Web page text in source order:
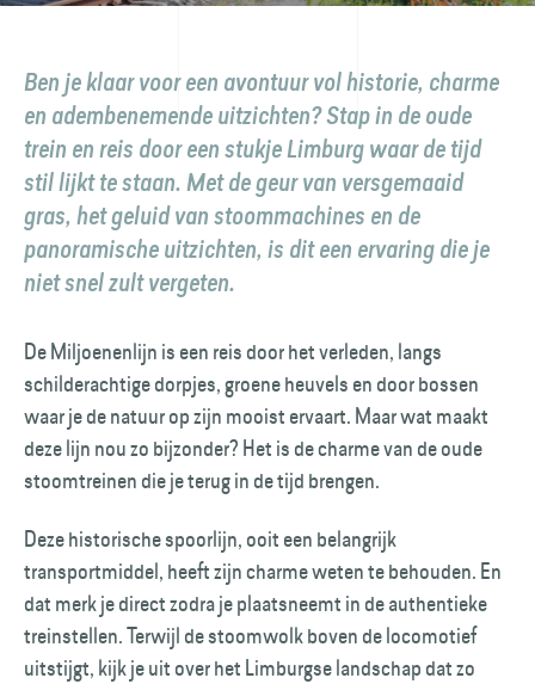
Ben je klaar voor een avontuur vol historie, charme
en adembenemende uitzichten? Stap in de oude
trein en reis door een stukje Limburg waar de tijd
stil lijkt te staan. Met de geur van versgemaaid
gras, het geluid van stoommachines en de
panoramische uitzichten, is dit een ervaring die je
niet snel zult vergeten.
De Miljoenenlijn is een reis door het verleden, langs
schilderachtige dorpjes, groene heuvels en door bossen
waar je de natuur op zijn mooist ervaart. Maar wat maakt
deze lijn nou zo bijzonder? Het is de charme van de oude
stoomtreinen die je terug in de tijd brengen.
Deze historische spoorlijn, ooit een belangrijk
transportmiddel, heeft zijn charme weten te behouden. En
dat merk je direct zodra je plaatsneemt in de authentieke
treinstellen. Terwijl de stoomwolk boven de locomotief
uitstijgt, kijk je uit over het Limburgse landschap dat zo